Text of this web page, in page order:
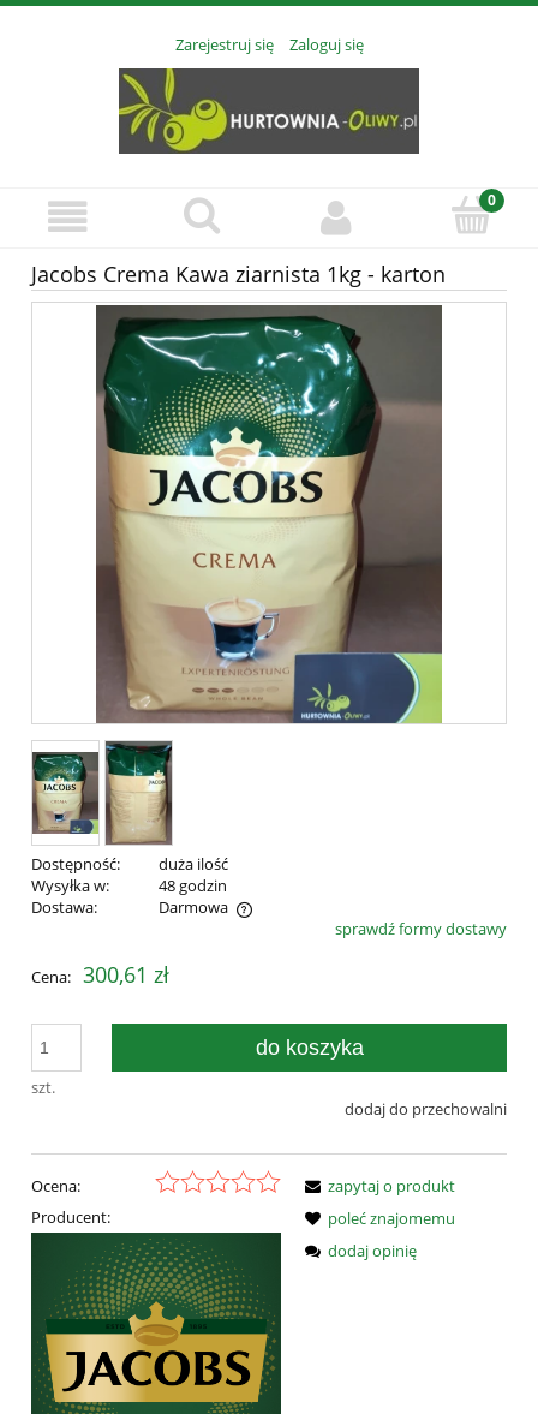
Zarejestruj się Zaloguj się
Jacobs Crema Kawa ziarnista 1kg - karton
Dostępność:
duża ilość
Wysyłka w:
48 godzin
Dostawa:
Darmowa
Cena nie zawiera ewentualnych kosztów płatnościsprawdź formy dostawy
Cena: 300,61 zł
szt.
do koszyka
dodaj do przechowalni
Ocena:
Producent:
zapytaj o produkt
poleć znajomemu
dodaj opinię